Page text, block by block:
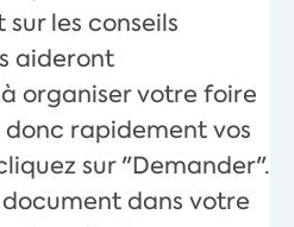
les conseils
aideront
organiser votre foire
donc rapidement vos
sur "Demander".
dans votre